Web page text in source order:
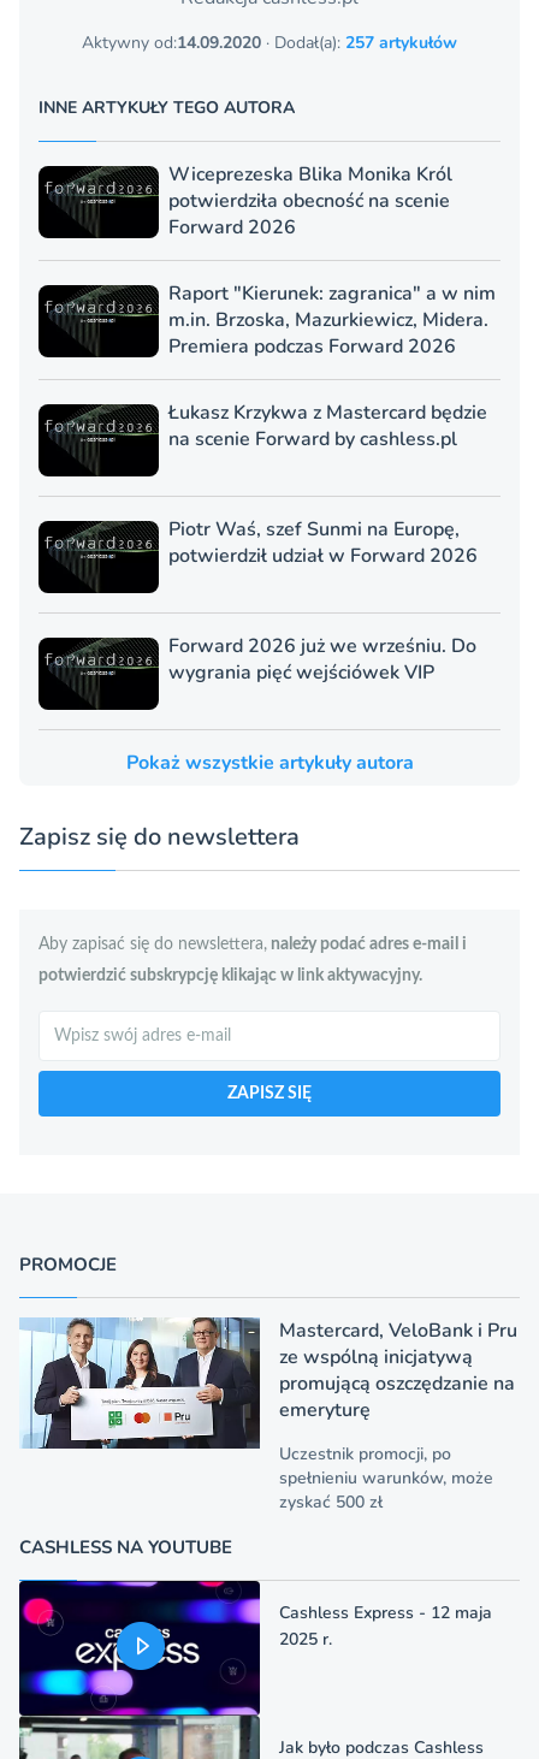
Aktywny od:14.09.2020 · Dodał(a): 257 artykułów
INNE ARTYKUŁY TEGO AUTORA
Wiceprezeska Blika Monika Król
potwierdziła obecność na scenie
Forward 2026
Raport "Kierunek: zagranica" a w nim
m.in. Brzoska, Mazurkiewicz, Midera.
Premiera podczas Forward 2026
Łukasz Krzykwa z Mastercard będzie
na scenie Forward by cashless.pl
Piotr Waś, szef Sunmi na Europę,
potwierdził udział w Forward 2026
Forward 2026 już we wrześniu. Do
wygrania pięć wejściówek VIP
Pokaż wszystkie artykuły autora
Zapisz się do newslettera
Aby zapisać się do newslettera, należy podać adres e-mail i
potwierdzić subskrypcję klikając w link aktywacyjny.
Szukaj
ZAPISZ SIĘ
PROMOCJE
Mastercard, VeloBank i Pru
ze wspólną inicjatywą
promującą oszczędzanie na
emeryturę
Uczestnik promocji, po
spełnieniu warunków, może
zyskać 500 zł
CASHLESS NA YOUTUBE
Cashless Express - 12 maja
2025 r.
Jak było podczas Cashless